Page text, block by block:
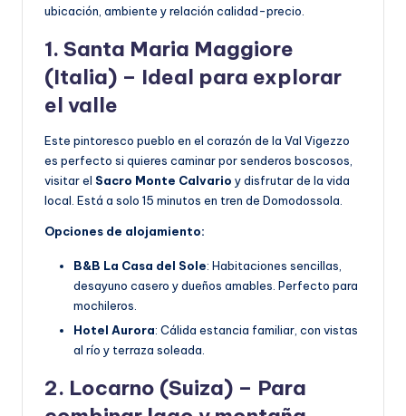
ubicación, ambiente y relación calidad-precio.
1. Santa Maria Maggiore
(Italia) – Ideal para explorar
el valle
Este pintoresco pueblo en el corazón de la Val Vigezzo
es perfecto si quieres caminar por senderos boscosos,
visitar el Sacro Monte Calvario y disfrutar de la vida
local. Está a solo 15 minutos en tren de Domodossola.
Opciones de alojamiento:
B&B La Casa del Sole: Habitaciones sencillas,
desayuno casero y dueños amables. Perfecto para
mochileros.
Hotel Aurora: Cálida estancia familiar, con vistas
al río y terraza soleada.
2. Locarno (Suiza) – Para